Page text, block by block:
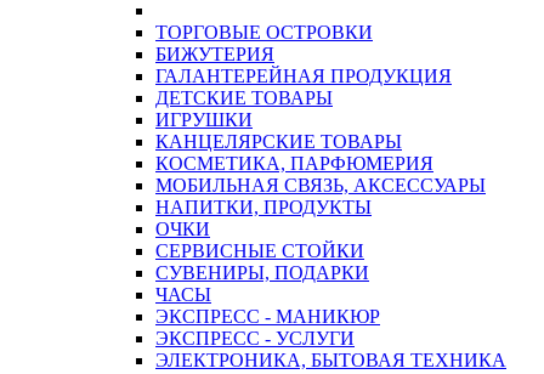
ТОРГОВЫЕ ОСТРОВКИ
БИЖУТЕРИЯ
ГАЛАНТЕРЕЙНАЯ ПРОДУКЦИЯ
ДЕТСКИЕ ТОВАРЫ
ИГРУШКИ
КАНЦЕЛЯРСКИЕ ТОВАРЫ
КОСМЕТИКА, ПАРФЮМЕРИЯ
МОБИЛЬНАЯ СВЯЗЬ, АКСЕССУАРЫ
НАПИТКИ, ПРОДУКТЫ
ОЧКИ
СЕРВИСНЫЕ СТОЙКИ
СУВЕНИРЫ, ПОДАРКИ
ЧАСЫ
ЭКСПРЕСС - МАНИКЮР
ЭКСПРЕСС - УСЛУГИ
ЭЛЕКТРОНИКА, БЫТОВАЯ ТЕХНИКА